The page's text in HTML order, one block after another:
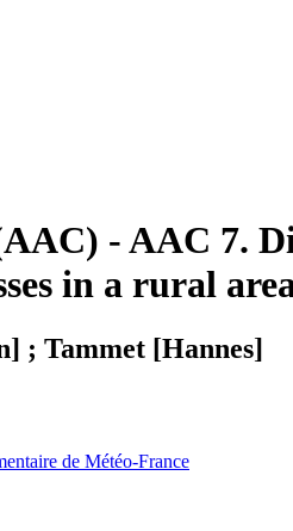
- AAC 7.
in a rural
; Tammet [Hannes]
de Météo-France